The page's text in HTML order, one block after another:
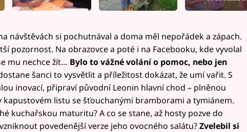
návštěvách si pochutnával a doma měl nepořádek a zápach.
pozornost. Na obrazovce a poté i na Facebooku, kde vyvolal
mu nechce žít… Bylo to vážné volání o pomoc, nebo jen
šanci to vysvětlit a příležitost dokázat, že umí vařit. S
inovací, připraví původní Leonin hlavní chod – plněnou
kapustovém listu se šťouchanými bramborami a tymiánem.
kuchařskou maturitu? A co se stane, až hosty pozve do
povedenější verze jeho ovocného salátu?Zvelebil si